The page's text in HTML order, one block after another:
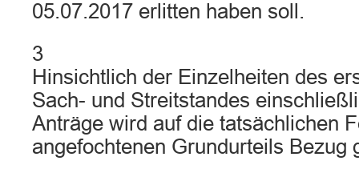
05.07.2017 erlitten haben soll.
3
Hinsichtlich der Einzelheiten des
Sach- und Streitstandes
Anträge wird auf die tatsächlichen
angefochtenen Grundurteils Bezug